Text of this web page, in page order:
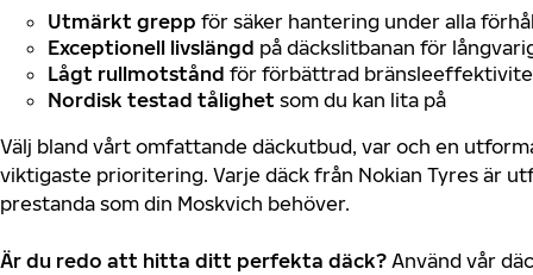
Utmärkt grepp för säker hantering under alla
Exceptionell livslängd på däckslitbanan för
Lågt rullmotstånd för förbättrad
Nordisk testad tålighet som du kan lita på
Välj bland vårt omfattande däckutbud, var och en
viktigaste prioritering. Varje däck från Nokian Tyres är
prestanda som din Moskvich behöver.
Är du redo att hitta ditt perfekta däck? Använd vår